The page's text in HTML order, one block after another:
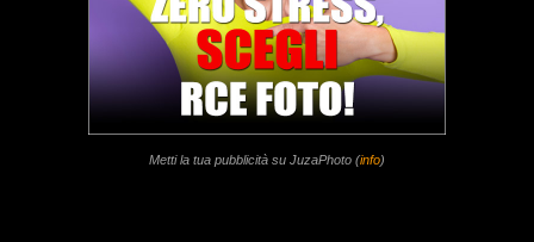
Metti la tua pubblicità su JuzaPhoto (info)